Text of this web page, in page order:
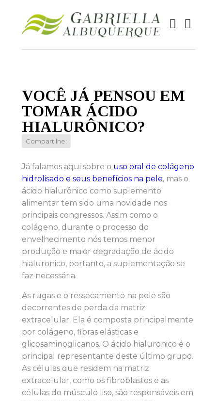
VOCÊ JÁ PENSOU EM
TOMAR ÁCIDO
HIALURÔNICO?
Compartilhe:
Já falamos aqui sobre o uso oral de colágeno
hidrolisado e seus benefícios na pele, mas o
ácido hialurônico como suplemento
alimentar tem sido uma novidade nos
principais congressos. Assim como o
colágeno, durante o processo do
envelhecimento nós temos menor
produção e maior degradação de ácido
hialuronico, portanto, a suplementação se
faz necessária.
As rugas e o ressecamento na pele são
decorrentes de perda da matriz
extracelular. Ela é composta principalmente
por colágeno, fibras elásticas e
glicosaminoglicanos. O ácido hialuronico é o
principal representante deste último grupo.
As células que residem na matriz
extracelular, como os fibroblastos e as
células do músculo liso, são responsáveis em